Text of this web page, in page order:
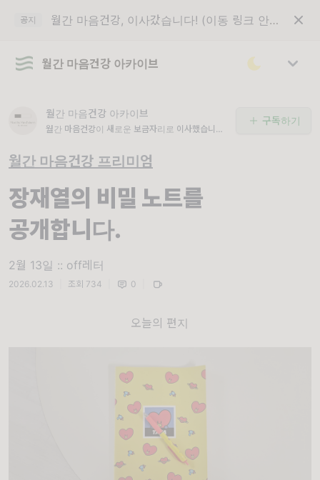
공지 월간 마음건강, 이사갔습니다! (이동 링크 안내)
월간 마음건강 아카이브
월간 마음건강 아카이브
월간 마음건강이 새로운 보금자리로 이사했습니다.
구독하기
월간 마음건강 프리미엄
장재열의 비밀 노트를
공개합니다.
2월 13일 :: off레터
2026.02.13 조회 734 0
오늘의 편지